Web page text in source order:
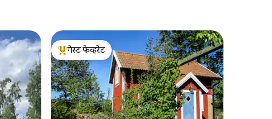
टॉप गेस्ट फेव्हरेट
गेस्ट फेव्हरेट